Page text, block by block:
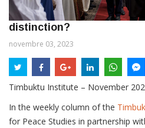
distinction?
novembre 03, 2023
Timbuktu Institute – November
In the weekly column of the
for Peace Studies in partnership